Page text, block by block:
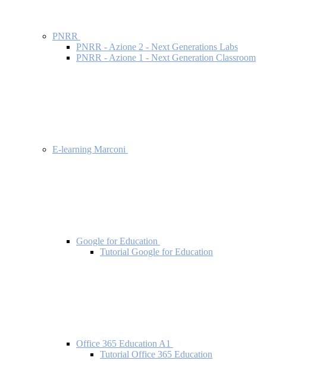
PNRR
PNRR - Azione 2 - Next Generations Labs
PNRR - Azione 1 - Next Generation Classroom
E-learning Marconi
Google for Education
Tutorial Google for Education
Office 365 Education A1
Tutorial Office 365 Education